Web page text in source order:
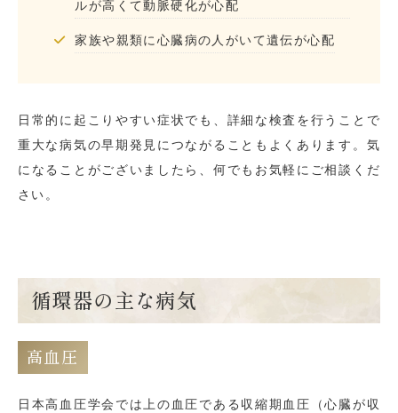
ルが高くて動脈硬化が心配
家族や親類に心臓病の人がいて遺伝が心配
日常的に起こりやすい症状でも、詳細な検査を行うことで
重大な病気の早期発見につながることもよくあります。気
になることがございましたら、何でもお気軽にご相談くだ
さい。
循環器の主な病気
高血圧
日本高血圧学会では上の血圧である収縮期血圧（心臓が収